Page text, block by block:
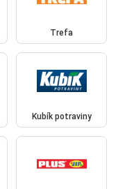
Trefa
Kubík potraviny